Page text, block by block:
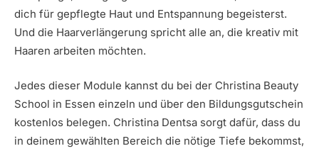
dich für gepflegte Haut und Entspannung begeisterst.
Und die Haarverlängerung spricht alle an, die kreativ mit
Haaren arbeiten möchten.
Jedes dieser Module kannst du bei der Christina Beauty
School in Essen einzeln und über den Bildungsgutschein
kostenlos belegen. Christina Dentsa sorgt dafür, dass du
in deinem gewählten Bereich die nötige Tiefe bekommst,